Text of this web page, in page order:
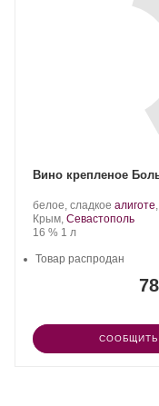
Вино крепленое
Производитель:
Любимый
город
белое, сладкое .
Сорт
алиготе,
Регион:
Крым, Севастополь
Крепость
16 %. Объем
1 л
Товар распродан